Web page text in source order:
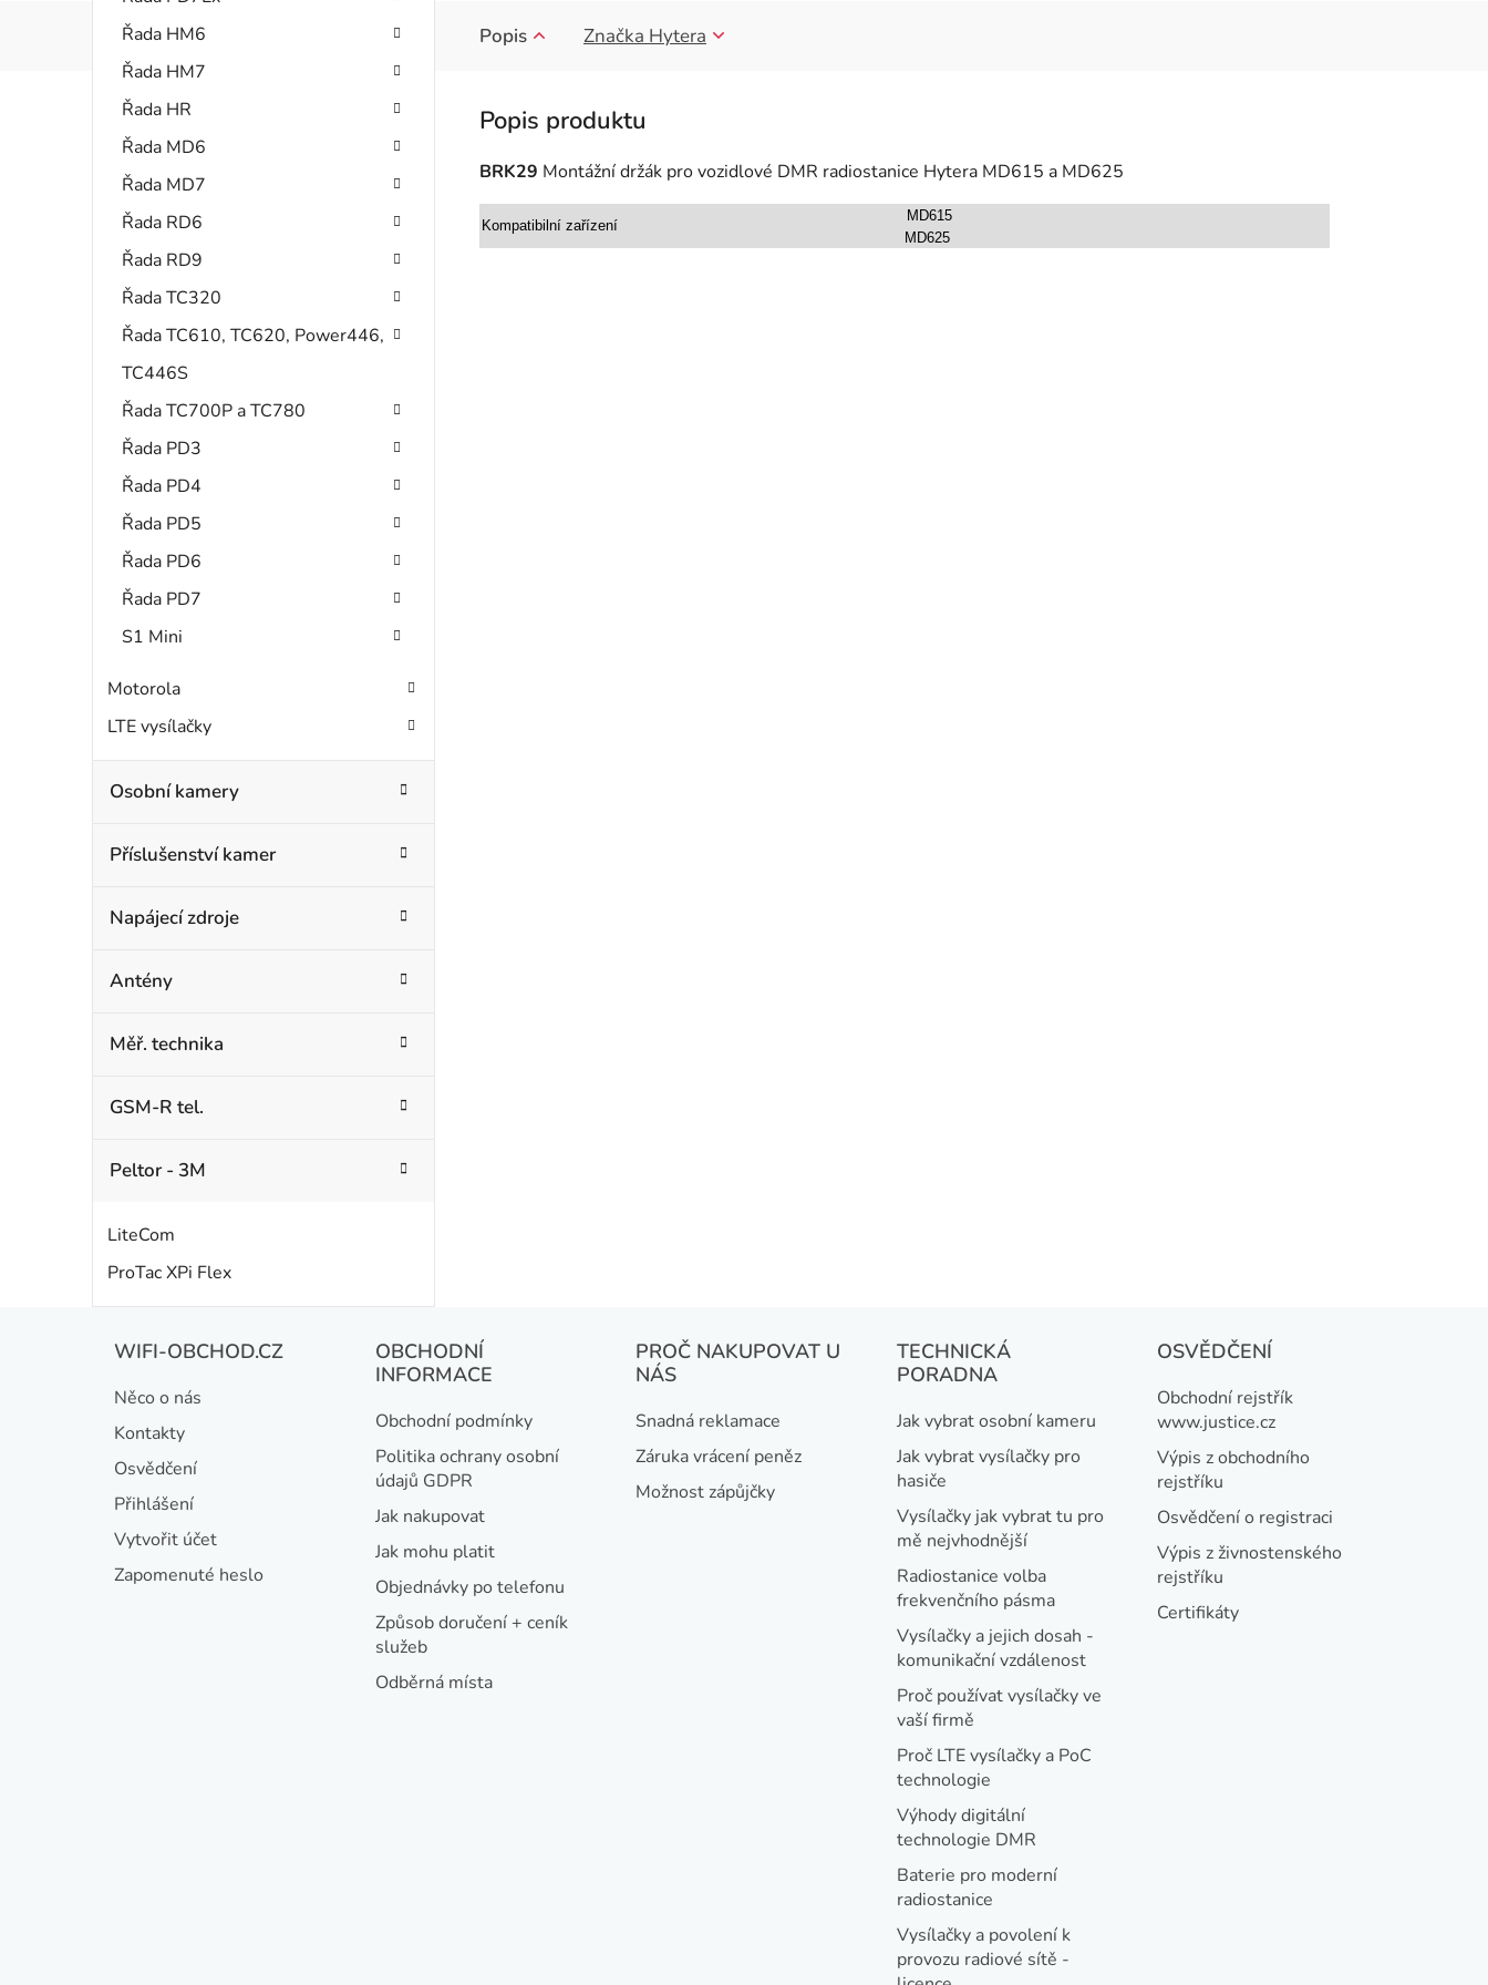
Řada HM6
Řada HM7
Řada HR
Řada MD6
Řada MD7
Řada RD6
Řada RD9
Řada TC320
Řada TC610, TC620, Power446,
TC446S
Řada TC700P a TC780
Řada PD3
Řada PD4
Řada PD5
Řada PD6
Řada PD7
S1 Mini
Motorola
LTE vysílačky
Osobní kamery
Příslušenství kamer
Napájecí zdroje
Antény
Měř. technika
GSM-R tel.
Peltor - 3M
LiteCom
ProTac XPi Flex
Popis Značka Hytera
BRK29 Montážní držák pro vozidlové DMR radiostanice Hytera MD615 a MD625
Kompatibilní zařízení
MD615
MD625
WIFI-OBCHOD.CZ
Něco o nás
Kontakty
Osvědčení
Přihlášení
Vytvořit účet
Zapomenuté heslo
OBCHODNÍ
INFORMACE
Obchodní podmínky
Politika ochrany osobní
údajů GDPR
Jak nakupovat
Jak mohu platit
Objednávky po telefonu
Způsob doručení + ceník
služeb
Odběrná místa
PROČ NAKUPOVAT U
NÁS
Snadná reklamace
Záruka vrácení peněz
Možnost zápůjčky
TECHNICKÁ
PORADNA
Jak vybrat osobní kameru
Jak vybrat vysílačky pro
hasiče
Vysílačky jak vybrat tu pro
mě nejvhodnější
Radiostanice volba
frekvenčního pásma
Vysílačky a jejich dosah -
komunikační vzdálenost
Proč používat vysílačky ve
vaší firmě
Proč LTE vysílačky a PoC
technologie
Výhody digitální
technologie DMR
Baterie pro moderní
radiostanice
Vysílačky a povolení k
provozu radiové sítě -
OSVĚDČENÍ
Obchodní rejstřík
www.justice.cz
Výpis z obchodního
rejstříku
Osvědčení o registraci
Výpis z živnostenského
rejstříku
Certifikáty